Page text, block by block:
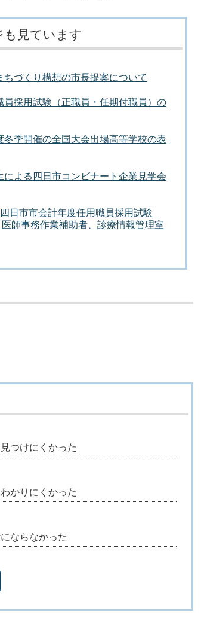
見ています
づくり構想の市長提案について
採用試験（正職員・任期付職員）の
季開催の全国大会出場高等学校の表
よる四日市コンビナート企業見学会
市市会計年度任用職員採用試験
師事務作業補助者、診療情報管理室
見つけにくかった
わかりにくかった
ならなかった